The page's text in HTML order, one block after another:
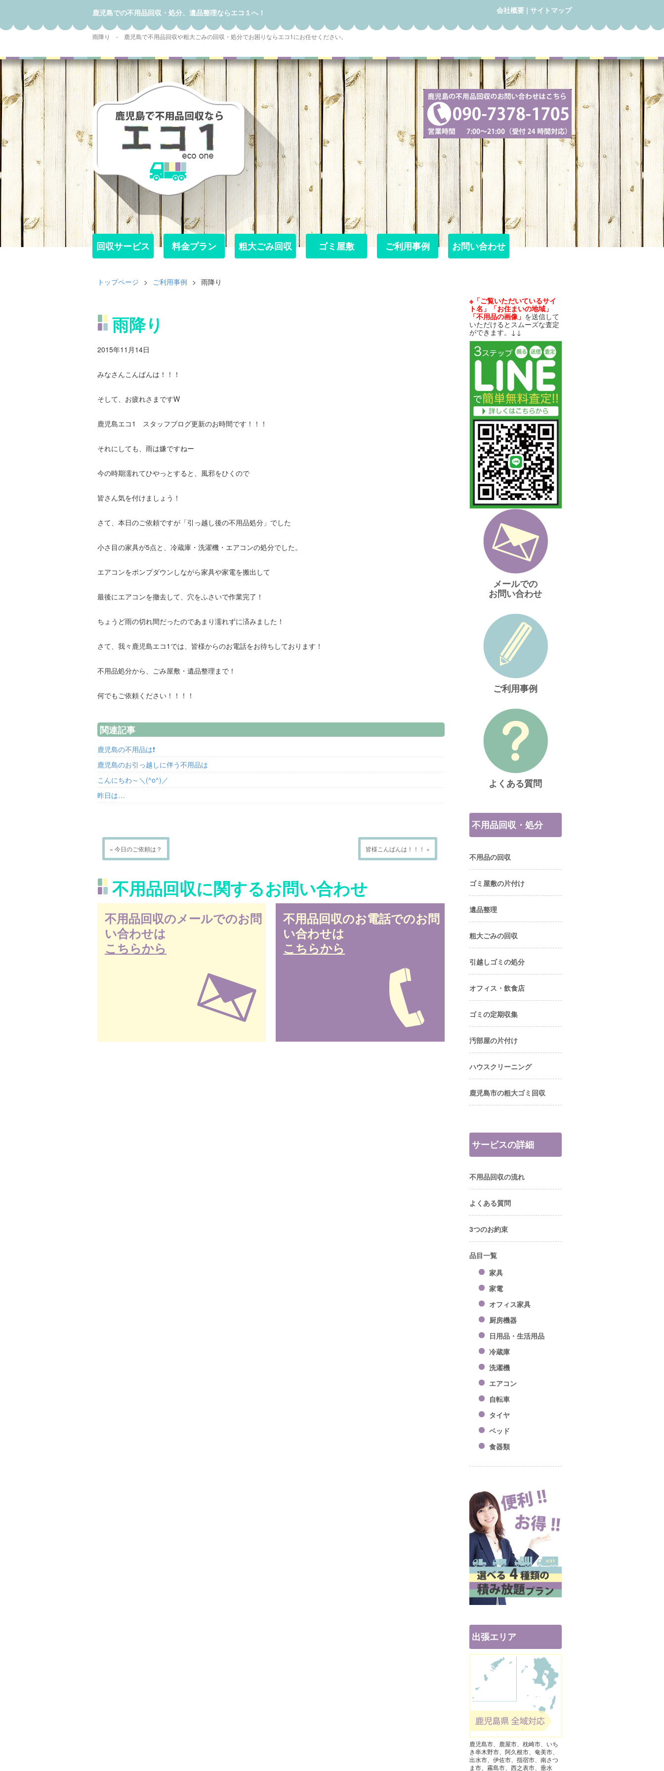
鹿児島での不用品回収・処分、遺品整理ならエコ１へ！ 会社概要 | サイトマップ
雨降り - 鹿児島で不用品回収や粗大ごみの回収・処分でお困りならエコ1にお任せください。
回収サービス
回収サービス 料金プラン
料金プラン 粗大ごみ回収
粗大ごみ回収 ゴミ屋敷
ゴミ屋敷 ご利用事例
ご利用事例 お問い合わせ
お問い合わせ
トップページ > ご利用事例 > 雨降り
雨降り
2015年11月14日
みなさんこんばんは！！！
そして、お疲れさまですW
鹿児島エコ1 スタッフブログ更新のお時間です！！！
それにしても、雨は嫌ですねー
今の時期濡れてひやっとすると、風邪をひくので
皆さん気を付けましょう！
さて、本日のご依頼ですが「引っ越し後の不用品処分」でした
小さ目の家具が5点と、冷蔵庫・洗濯機・エアコンの処分でした。
エアコンをポンプダウンしながら家具や家電を搬出して
最後にエアコンを撤去して、穴をふさいで作業完了！
ちょうど雨の切れ間だったのであまり濡れずに済みました！
さて、我々鹿児島エコ1では、皆様からのお電話をお待ちしております！
不用品処分から、ごみ屋敷・遺品整理まで！
何でもご依頼ください！！！！
関連記事
鹿児島の不用品は❗
鹿児島のお引っ越しに伴う不用品は
こんにちわ～＼(^o^)／
昨日は…
« 今日のご依頼は？ 皆様こんばんは！！！ »
不用品回収に関するお問い合わせ
不用品回収のメールでのお問
い合わせは
こちらから
不用品回収のお電話でのお問
い合わせは
こちらから
※「ご覧いただいているサイ
ト名」「お住まいの地域」
「不用品の画像」 を送信して
いただけるとスムーズな査定
ができます。↓↓
メールでの
お問い合わせ
ご利用事例
よくある質問
不用品回収・処分
不用品の回収
ゴミ屋敷の片付け
遺品整理
粗大ごみの回収
引越しゴミの処分
オフィス・飲食店
ゴミの定期収集
汚部屋の片付け
ハウスクリーニング
鹿児島市の粗大ゴミ回収
サービスの詳細
不用品回収の流れ
よくある質問
3つのお約束
品目一覧
家具
家電
オフィス家具
厨房機器
日用品・生活用品
冷蔵庫
洗濯機
エアコン
自転車
タイヤ
ベッド
食器類
出張エリア
鹿児島市、鹿屋市、枕崎市、いち
き串木野市、阿久根市、奄美市、
出水市、伊佐市、指宿市、南さつ
ま市、霧島市、西之表市、垂水